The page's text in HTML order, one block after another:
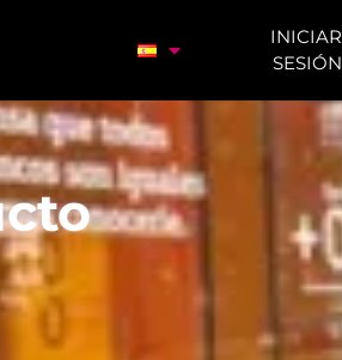
INICIAR
SESIÓN